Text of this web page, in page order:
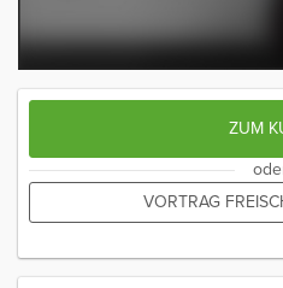
ZUM
VORTRAG